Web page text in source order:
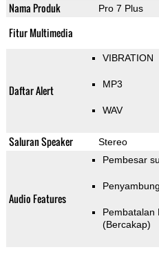
Nama Produk Pro 7 Plus
Fitur Multimedia
Daftar Alert
VIBRATION
MP3
WAV
Saluran Speaker Stereo
Audio Features
Pembesar
Pembatalan
(Bercakap)